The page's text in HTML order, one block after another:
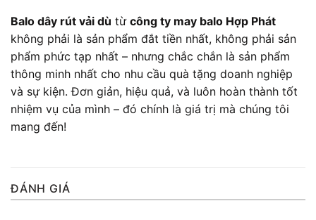
Balo dây rút vải dù từ công ty may balo Hợp Phát
không phải là sản phẩm đắt tiền nhất, không phải sản
phẩm phức tạp nhất – nhưng chắc chắn là sản phẩm
thông minh nhất cho nhu cầu quà tặng doanh nghiệp
và sự kiện. Đơn giản, hiệu quả, và luôn hoàn thành tốt
nhiệm vụ của mình – đó chính là giá trị mà chúng tôi
mang đến!
ĐÁNH GIÁ